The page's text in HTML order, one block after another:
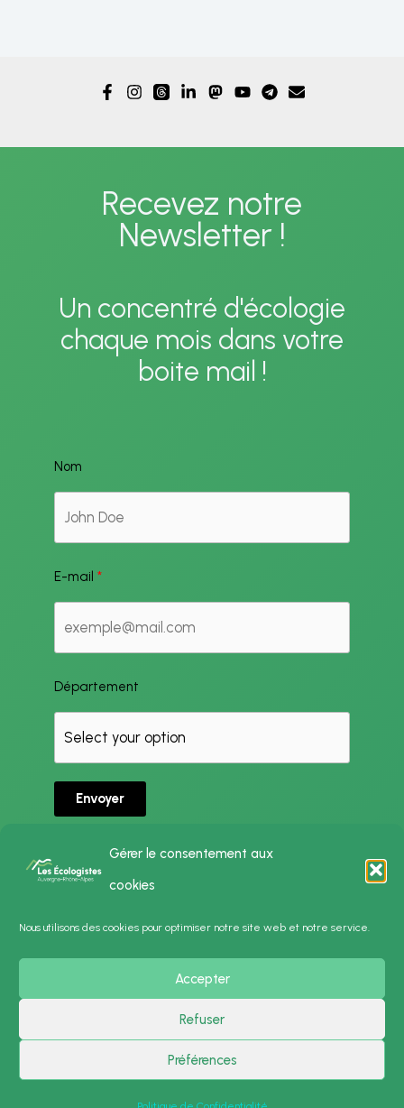
Gérer le consentement aux
cookies
Nous utilisons des cookies pour optimiser notre site web et notre service.
Accepter
Refuser
Préférences
Recevez notre
Newsletter !
Un concentré d'écologie
chaque mois dans votre
boite mail !
Nom
E-mail
Département
Envoyer
Politique de Confidentialité
Mentions Légales
Presse
Contact
Copyright © 2026 Les Écologistes - Auvergne-Rhône-Alpes | Powered by